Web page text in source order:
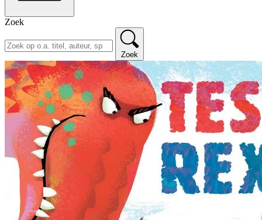
Zoek
Zoek